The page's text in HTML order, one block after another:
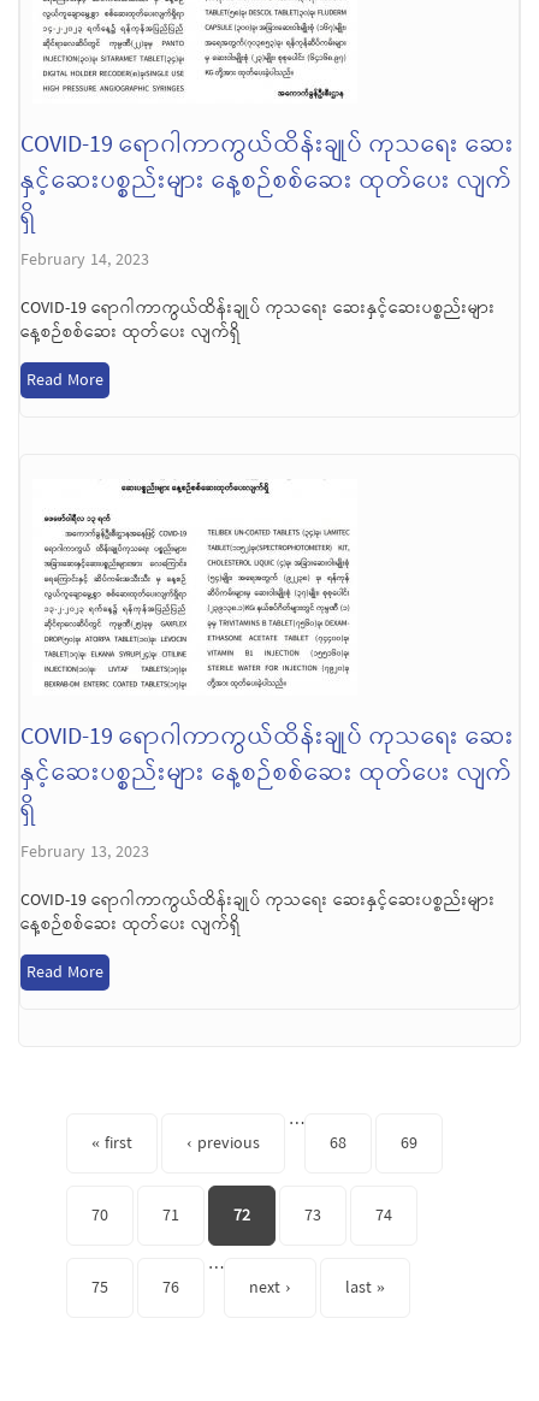
COVID-19 ရောဂါကာကွယ်ထိန်းချုပ် ကုသရေး ဆေး
နှင့်ဆေးပစ္စည်းများ နေ့စဉ်စစ်ဆေး ထုတ်ပေး လျက်
ရှိ
February 14, 2023
COVID-19 ရောဂါကာကွယ်ထိန်းချုပ် ကုသရေး ဆေးနှင့်ဆေးပစ္စည်းများ
နေ့စဉ်စစ်ဆေး ထုတ်ပေး လျက်ရှိ
Read More
COVID-19 ရောဂါကာကွယ်ထိန်းချုပ် ကုသရေး ဆေး
နှင့်ဆေးပစ္စည်းများ နေ့စဉ်စစ်ဆေး ထုတ်ပေး လျက်
ရှိ
February 13, 2023
COVID-19 ရောဂါကာကွယ်ထိန်းချုပ် ကုသရေး ဆေးနှင့်ဆေးပစ္စည်းများ
နေ့စဉ်စစ်ဆေး ထုတ်ပေး လျက်ရှိ
Read More
« first ‹ previous
…
68
69
70 71 72 73 74
75 76
…
next ›
last »